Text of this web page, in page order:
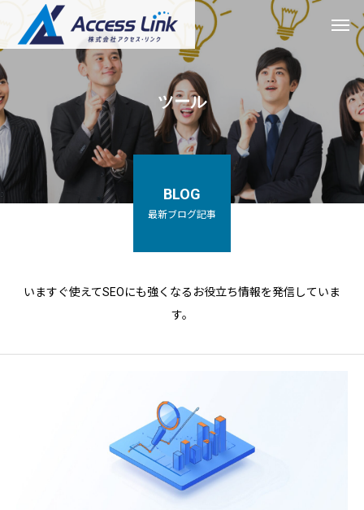
ツール
BLOG
最新ブログ記事
いますぐ使えてSEOにも強くなるお役立ち情報を発信していま
す。